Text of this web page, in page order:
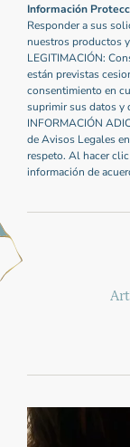
Información
Responder a sus
nuestros productos
LEGITIMACIÓN:
están previstas
consentimiento en
suprimir sus datos y
INFORMACIÓN
de Avisos Legales
respeto. Al hacer
información de